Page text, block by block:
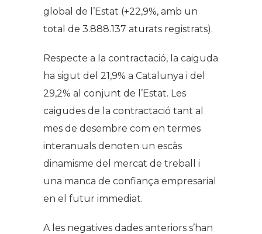
global de l’Estat (+22,9%, amb un
total de 3.888.137 aturats registrats).
Respecte a la contractació, la caiguda
ha sigut del 21,9% a Catalunya i del
29,2% al conjunt de l’Estat. Les
caigudes de la contractació tant al
mes de desembre com en termes
interanuals denoten un escàs
dinamisme del mercat de treball i
una manca de confiança empresarial
en el futur immediat.
A les negatives dades anteriors s’han